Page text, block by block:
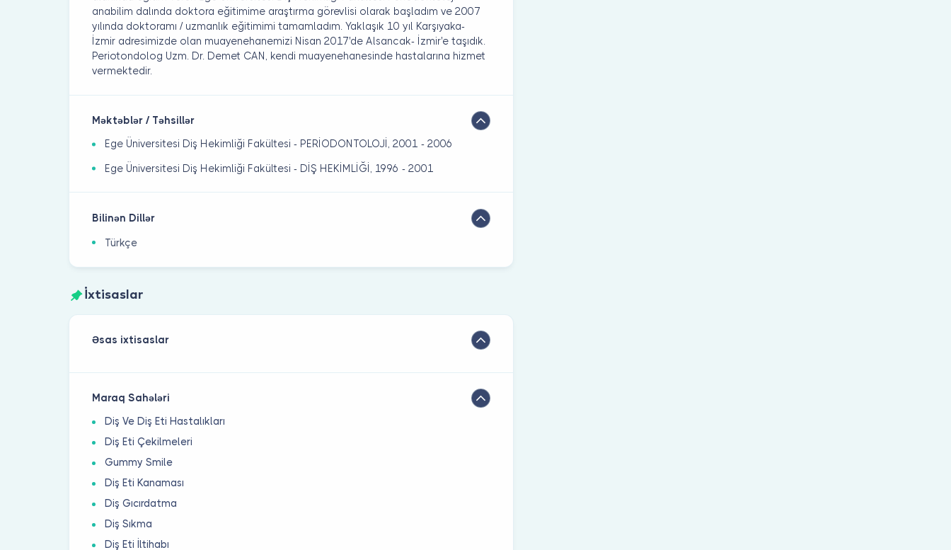
anabilim dalında doktora eğitimime araştırma görevlisi olarak başladım ve 2007
yılında doktoramı / uzmanlık eğitimimi tamamladım. Yaklaşık 10 yıl Karşıyaka-
İzmir adresimizde olan muayenehanemizi Nisan 2017'de Alsancak- İzmir'e taşıdık.
Periotondolog Uzm. Dr. Demet CAN, kendi muayenehanesinde hastalarına hizmet
vermektedir.
Məktəblər / Təhsillər
Ege Üniversitesi Diş Hekimliği Fakültesi - PERİODONTOLOJİ, 2001 - 2006
Ege Üniversitesi Diş Hekimliği Fakültesi - DİŞ HEKİMLİĞİ, 1996 - 2001
Bilinən Dillər
Türkçe
İxtisaslar
Əsas ixtisaslar
Maraq Sahələri
Diş Ve Diş Eti Hastalıkları
Diş Eti Çekilmeleri
Gummy Smile
Diş Eti Kanaması
Diş Gıcırdatma
Diş Sıkma
Diş Eti İltihabı